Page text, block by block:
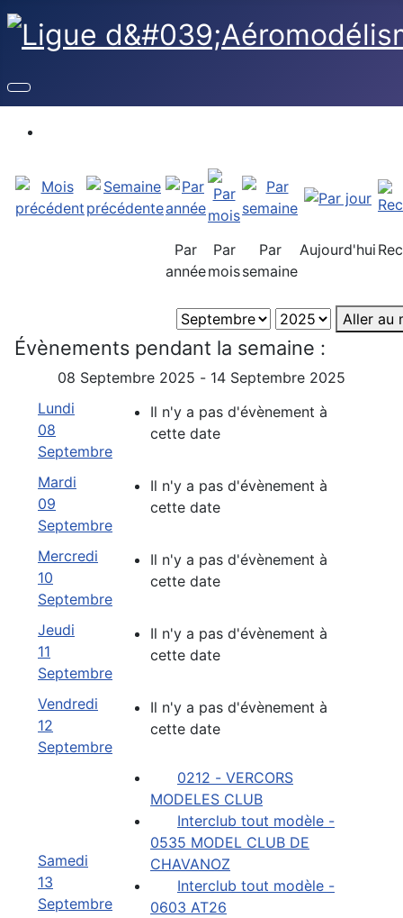
Par
année
Par
mois
Par
semaine
Aujourd'hui
Aller au
Évènements pendant la semaine :
08 Septembre 2025 - 14 Septembre 2025
Lundi
08
Septembre
Il n'y a pas d'évènement à
cette date
Mardi
09
Septembre
Il n'y a pas d'évènement à
cette date
Mercredi
10
Septembre
Il n'y a pas d'évènement à
cette date
Jeudi
11
Septembre
Il n'y a pas d'évènement à
cette date
Vendredi
12
Septembre
Il n'y a pas d'évènement à
cette date
Samedi
13
Septembre
0212 - VERCORS
MODELES CLUB
Interclub tout modèle -
0535 MODEL CLUB DE
CHAVANOZ
Interclub tout modèle -
0603 AT26